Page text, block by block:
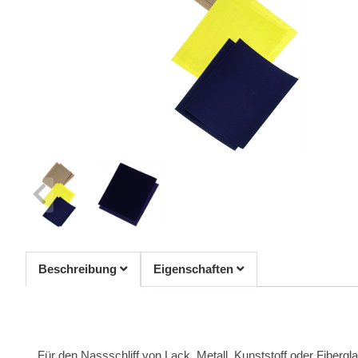
Beschreibung Eigenschaften